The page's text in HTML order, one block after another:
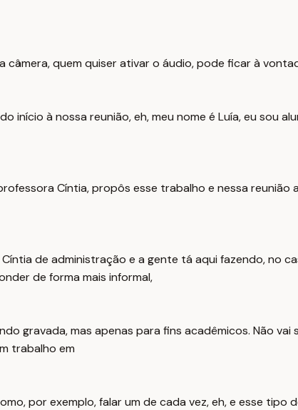
câmera, quem quiser ativar o áudio, pode ficar à
início à nossa reunião, eh, meu nome é Luía, eu sou
Cíntia, propôs esse trabalho e nessa
de administração e a gente tá aqui fazendo, no
de forma mais informal,
gravada, mas apenas para fins acadêmicos. Não
trabalho em
por exemplo, falar um de cada vez, eh, e esse tipo